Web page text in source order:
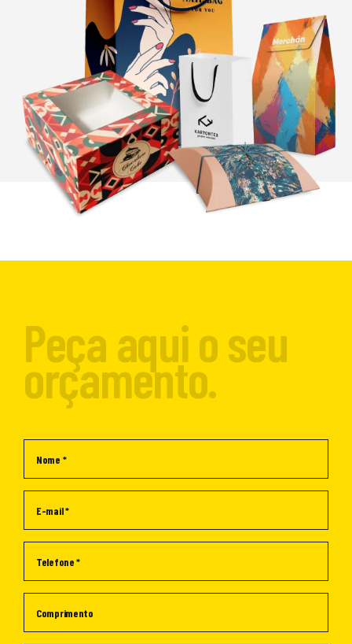
Peça aqui o seu
orçamento.